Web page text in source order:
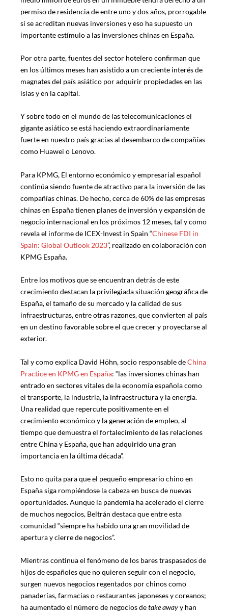
permiso de residencia de entre uno y dos años, prorrogable
si se acreditan nuevas inversiones y eso ha supuesto un
importante estímulo a las inversiones chinas en España.
Por otra parte, fuentes del sector hotelero confirman que
en los últimos meses han asistido a un creciente interés de
magnates del país asiático por adquirir propiedades en las
islas y en la capital.
Y sobre todo en el mundo de las telecomunicaciones el
gigante asiático se está haciendo extraordinariamente
fuerte en nuestro país gracias al desembarco de compañías
como Huawei o Lenovo.
Para KPMG, El entorno económico y empresarial español
continúa siendo fuente de atractivo para la inversión de las
compañías chinas. De hecho, cerca de 60% de las empresas
chinas en España tienen planes de inversión y expansión de
negocio internacional en los próximos 12 meses, tal y como
revela el informe de ICEX-Invest in Spain “Chinese FDI in
Spain: Global Outlook 2023”, realizado en colaboración con
KPMG España.
Entre los motivos que se encuentran detrás de este
crecimiento destacan la privilegiada situación geográfica de
España, el tamaño de su mercado y la calidad de sus
infraestructuras, entre otras razones, que convierten al país
en un destino favorable sobre el que crecer y proyectarse al
exterior.
Tal y como explica David Höhn, socio responsable deChina
Practice en KPMG en España: “las inversiones chinas han
entrado en sectores vitales de la economía española como
el transporte, la industria, la infraestructura y la energía.
Una realidad que repercute positivamente en el
crecimiento económico y la generación de empleo, al
tiempo que demuestra el fortalecimiento de las relaciones
entre China y España, que han adquirido una gran
importancia en la última década”.
Esto no quita para que el pequeño empresario chino en
España siga rompiéndose la cabeza en busca de nuevas
oportunidades. Aunque la pandemia ha acelerado el cierre
de muchos negocios, Beltrán destaca que entre esta
comunidad “siempre ha habido una gran movilidad de
apertura y cierre de negocios”.
Mientras continua el fenómeno de los bares traspasados de
hijos de españoles que no quieren seguir con el negocio,
surgen nuevos negocios regentados por chinos como
panaderías, farmacias o restaurantes japoneses y coreanos;
ha aumentado el número de negocios detake awayy han